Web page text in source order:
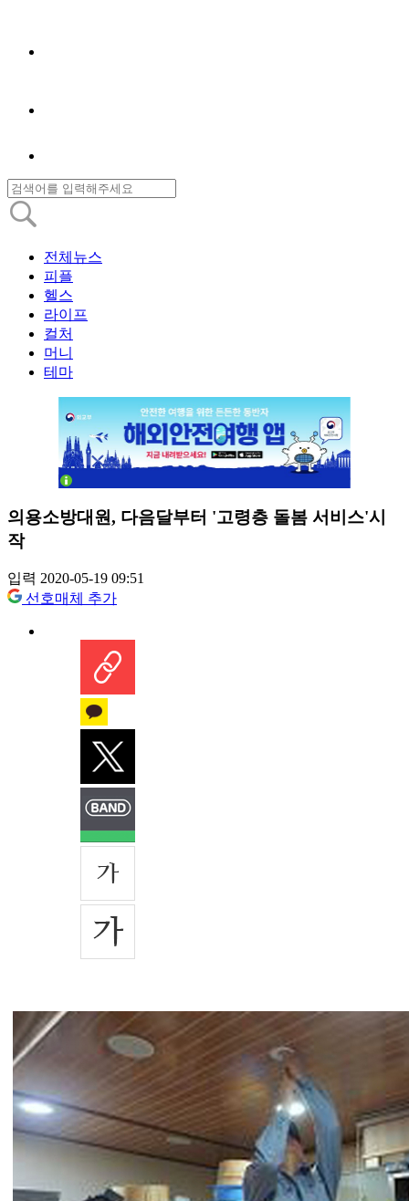
전체뉴스
피플
헬스
라이프
컬처
머니
테마
의용소방대원, 다음달부터 '고령층 돌봄 서비스'시
작
입력 2020-05-19 09:51
선호매체 추가